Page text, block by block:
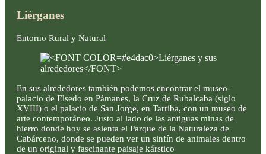
Liérganes
Entorno Rural y Natural
En sus alrededores también podemos encontrar el museo-
palacio de Elsedo en Pámanes, la Cruz de Rubalcaba (siglo
XVIII) o el palacio de San Jorge, en Tarriba, con un museo de
arte contemporáneo. Justo al lado de las antiguas minas de
hierro donde hoy se asienta el Parque de la Naturaleza de
Cabárceno, donde se pueden ver un sinfín de animales dentro
de un original y fascinante paisaje kárstico